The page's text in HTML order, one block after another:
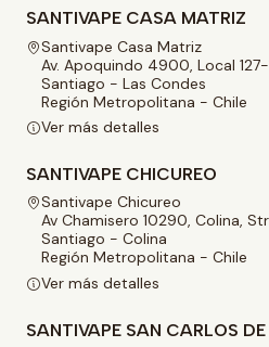
SANTIVAPE CASA MATRIZ
Santivape Casa Matriz
Av. Apoquindo 4900, Local 127-
Santiago - Las Condes
Región Metropolitana - Chile
Ver más detalles
SANTIVAPE CHICUREO
Santivape Chicureo
Av Chamisero 10290, Colina,
Santiago - Colina
Región Metropolitana - Chile
Ver más detalles
SANTIVAPE SAN CARLOS